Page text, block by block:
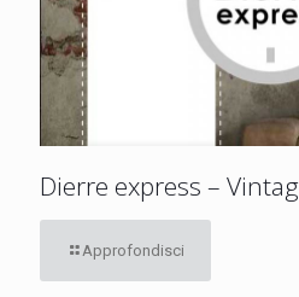
Dierre express –
Approfondisci